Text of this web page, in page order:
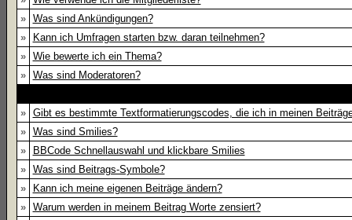
»
Was sind Ankündigungen?
»
Kann ich Umfragen starten bzw. daran teilnehmen?
»
Wie bewerte ich ein Thema?
»
Was sind Moderatoren?
»
Gibt es bestimmte Textformatierungscodes, die ich in meinen
»
Was sind Smilies?
»
BBCode Schnellauswahl und klickbare Smilies
»
Was sind Beitrags-Symbole?
»
Kann ich meine eigenen Beiträge ändern?
»
Warum werden in meinem Beitrag Worte zensiert?